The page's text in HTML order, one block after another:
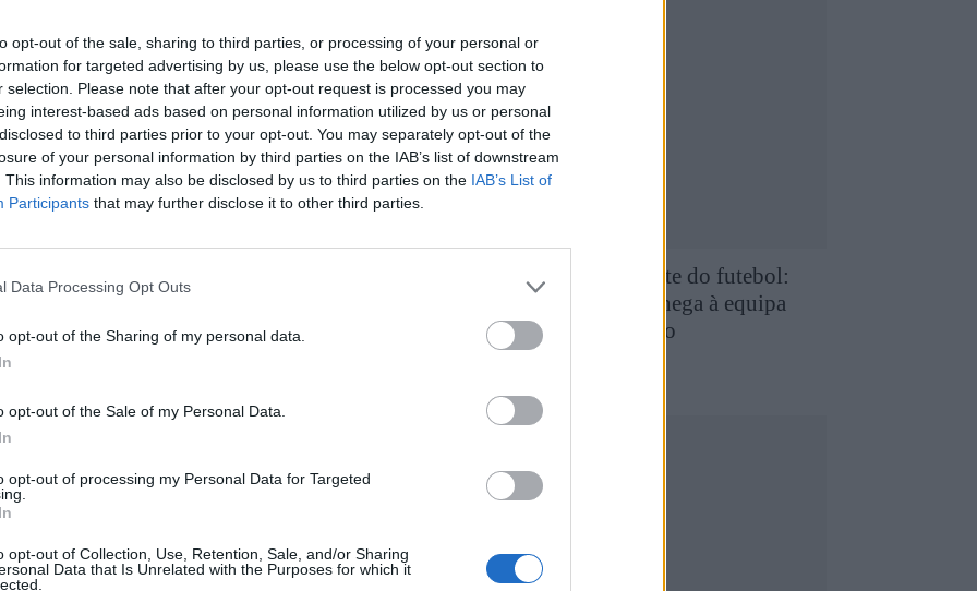
opt-out of the sale, sharing to third parties, or processing of your personal or
for targeted advertising by us, please use the below opt-out section to
selection. Please note that after your opt-out request is processed you may
interest-based ads based on personal information utilized by us or personal
to third parties prior to your opt-out. You may separately opt-out of the
of your personal information by third parties on the IAB’s list of downstream
This information may also be disclosed by us to third parties on the IAB’s List of
Participants that may further disclose it to other third parties.
Data Processing Opt Outs
opt-out of the Sharing of my personal data.
opt-out of the Sale of my Personal Data.
opt-out of processing my Personal Data for Targeted
opt-out of Collection, Use, Retention, Sale, and/or Sharing
Data that Is Unrelated with the Purposes for which it
fantasmas do passado e tornou a situação no campeonato
está agora a 11 pontos do Benfica e nem o duplo triunfo na
ajuda a amenizar a pobre campanha interna. O
longe da liderança e também do 2º lugar, que dá acesso
de erro é cada vez mais reduzida e a pressão maior.
tinha derrotado os verde e brancos, está a realizar mais
Gustavo Sauer, Nathan, Porozo ou Hamache.
pelos verdes e brancos, o bis de Bruno Lourenço fez
Sporting cada vez mais ansioso e errático no
desaire, mas elementos como Francisco Trincão, Pedro
estiveram mais longe do rendimento habitual.
frente ao Club Brugge para a Liga dos Campeões,
se adiantou no marcador, por intermédio de Tiago
perto do fim permitiu a Taremi levar um ponto desta
os dragões ficaram a 5, sendo que exibicionalmente até
de Fábio Vieira e Vitinha, é notória a quebra da equipa a
De Favaios para a elite do futebol:
Guilherme Chaves chega à equipa
principal do FC Porto